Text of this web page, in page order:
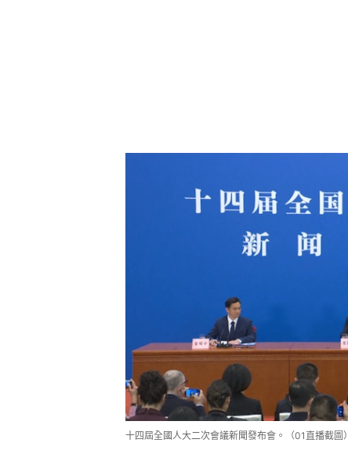
十四屆全國人大二次會議新聞發布會。（01直播截圖）